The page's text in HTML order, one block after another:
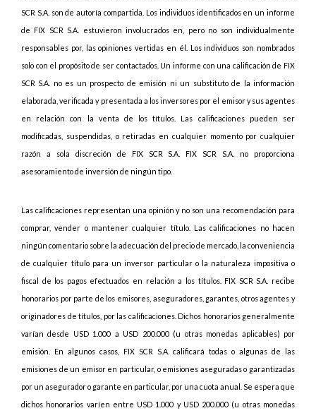
SCR S.A. son de autoría compartida. Los individuos identificados en un informe
de FIX SCR S.A. estuvieron involucrados en, pero no son individualmente
responsables por, las opiniones vertidas en él. Los individuos son nombrados
solo con el propósito de ser contactados. Un informe con una calificación de FIX
SCR S.A. no es un prospecto de emisión ni un substituto de la información
elaborada, verificada y presentada a los inversores por el emisor y sus agentes
en relación con la venta de los títulos. Las calificaciones pueden ser
modificadas, suspendidas, o retiradas en cualquier momento por cualquier
razón a sola discreción de FIX SCR S.A. FIX SCR S.A. no proporciona
asesoramiento de inversión de ningún tipo.
Las calificaciones representan una opinión y no son una recomendación para
comprar, vender o mantener cualquier título. Las calificaciones no hacen
ningún comentario sobre la adecuación del precio de mercado, la conveniencia
de cualquier título para un inversor particular o la naturaleza impositiva o
fiscal de los pagos efectuados en relación a los títulos. FIX SCR S.A. recibe
honorarios por parte de los emisores, aseguradores, garantes, otros agentes y
originadores de títulos, por las calificaciones. Dichos honorarios generalmente
varían desde USD 1.000 a USD 200.000 (u otras monedas aplicables) por
emisión. En algunos casos, FIX SCR S.A. calificará todas o algunas de las
emisiones de un emisor en particular, o emisiones aseguradas o garantizadas
por un asegurador o garante en particular, por una cuota anual. Se espera que
dichos honorarios varíen entre USD 1.000 y USD 200.000 (u otras monedas